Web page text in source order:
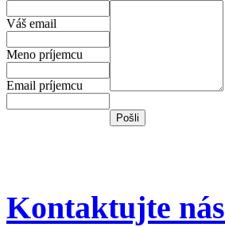
Váš email
Meno príjemcu
Email príjemcu
Kontaktujte nás